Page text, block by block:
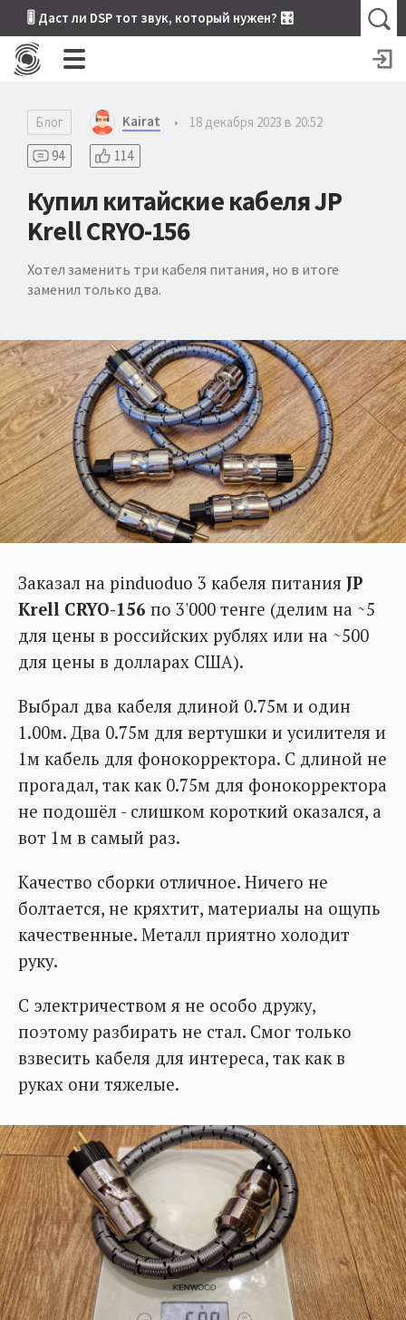
🎚 Даст ли DSP тот звук, который нужен? 🎛
Блог Kairat •
18 декабря 2023 в 20:52
94
114
Купил китайские кабеля JP
Krell CRYO-156
Хотел заменить три кабеля питания, но в итоге
заменил только два.
Заказал на pinduoduo 3 кабеля питания JP
Krell CRYO-156 по 3'000 тенге (делим на ~5
для цены в российских рублях или на ~500
для цены в долларах США).
Выбрал два кабеля длиной 0.75м и один
1.00м. Два 0.75м для вертушки и усилителя и
1м кабель для фонокорректора. С длиной не
прогадал, так как 0.75м для фонокорректора
не подошёл - слишком короткий оказался, а
вот 1м в самый раз.
Качество сборки отличное. Ничего не
болтается, не кряхтит, материалы на ощупь
качественные. Металл приятно холодит
руку.
С электричеством я не особо дружу,
поэтому разбирать не стал. Смог только
взвесить кабеля для интереса, так как в
руках они тяжелые.